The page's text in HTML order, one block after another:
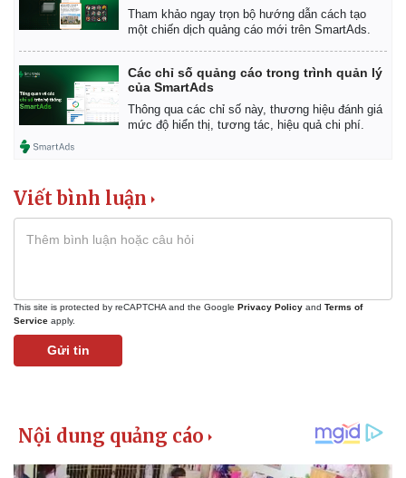
Tham khảo ngay trọn bộ hướng dẫn cách tạo
một chiến dịch quảng cáo mới trên SmartAds.
Các chỉ số quảng cáo trong trình quản lý
của SmartAds
Thông qua các chỉ số này, thương hiệu đánh giá
mức độ hiển thị, tương tác, hiệu quả chi phí.
Viết bình luận
This site is protected by reCAPTCHA and the Google Privacy Policy and Terms of
Service apply.
Gửi tin